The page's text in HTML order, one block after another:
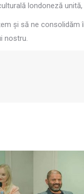
londoneză
şi să ne consolidăm
nostru.